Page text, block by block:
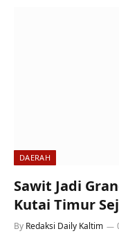
DAERAH
Sawit Jadi
Kutai Timur
By Redaksi Daily Kaltim